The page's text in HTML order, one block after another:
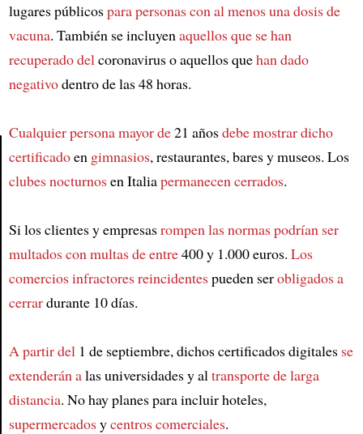
Article
lugares públicospara personas con al menos una dosis de
vacuna. También se incluyenaquellos que se han
recuperado delcoronavirus o aquellos quehan dado
negativodentro de las 48 horas.
Cualquier persona mayor de21 añosdebe mostrar dicho
certificadoen gimnasios, restaurantes, bares y museos. Los
clubes nocturnosen Italiapermanecen cerrados.
Si los clientes y empresasrompen las normaspodrían ser
multados con multas de entre400 y 1.000 euros. Los
comercios infractores reincidentespueden serobligados a
cerrardurante 10 días.
A partir del1 de septiembre, dichos certificados digitales se
extenderán alas universidades y altransporte de larga
distancia. No hay planes para incluir hoteles,
supermercadosycentros comerciales.